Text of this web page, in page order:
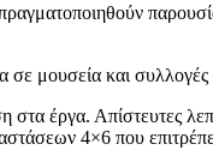
σε μουσεία και
έργα. Απίστευτες
4×6 που